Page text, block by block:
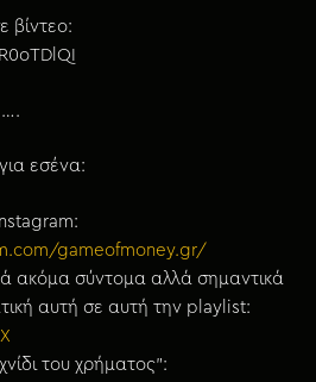
βίντεο:
εσένα:
gameofmoney.gr/
ακόμα σύντομα αλλά σημαντικά
αυτή σε αυτή την playlist:
του χρήματος”: